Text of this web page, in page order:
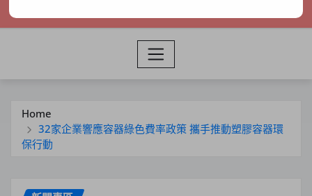
Home
32家企業響應容器綠色費率政策 攜手推動塑膠容器環
保行動